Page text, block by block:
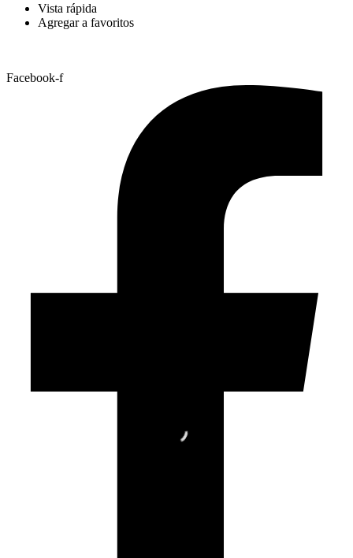
Vista rápida
Agregar a favoritos
Facebook-f